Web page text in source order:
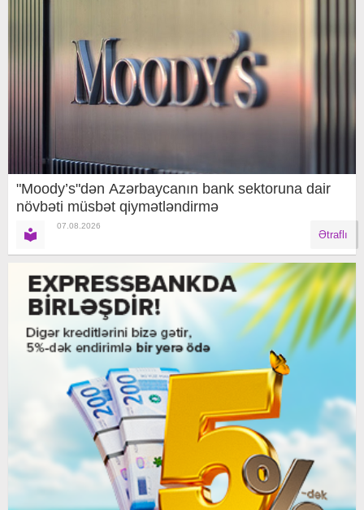
"Moody’s"dən Azərbaycanın bank sektoruna dair
növbəti müsbət qiymətləndirmə
07.08.2026
Ətraflı